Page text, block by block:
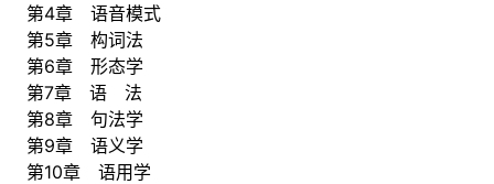
第4章 语音模式
第5章 构词法
第6章 形态学
第7章 语 法
第8章 句法学
第9章 语义学
第10章 语用学